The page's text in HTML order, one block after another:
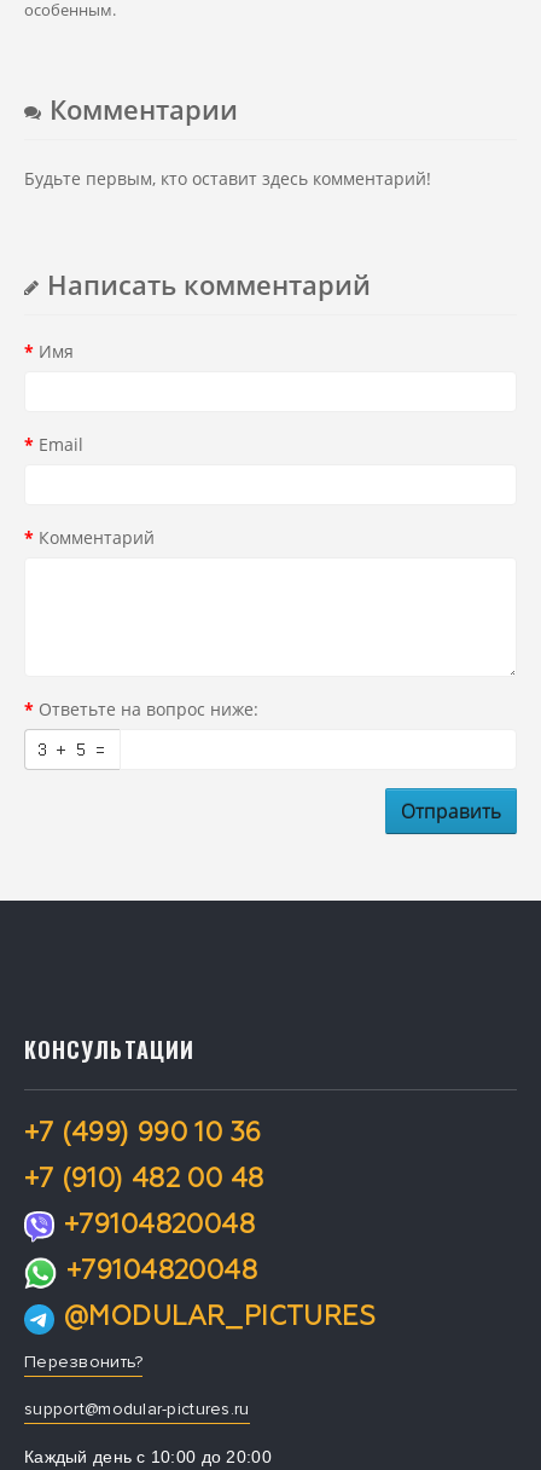
особенным.
Комментарии
Будьте первым, кто оставит здесь комментарий!
Написать комментарий
Имя
Email
Комментарий
Ответьте на вопрос ниже:
Отправить
КОНСУЛЬТАЦИИ
+7 (499) 990 10 36
+7 (910) 482 00 48
+79104820048
+79104820048
@MODULAR_PICTURES
Перезвонить?
support@modular-pictures.ru
Каждый день с 10:00 до 20:00